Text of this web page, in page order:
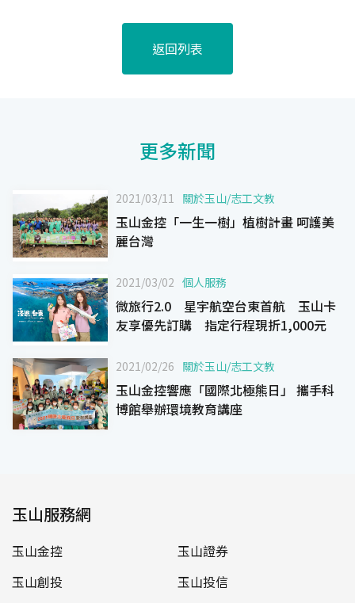
返回列表
更多新聞
2021/03/11 關於玉山/志工文教
玉山金控「一生一樹」植樹計畫 呵護美
麗台灣
2021/03/02 個人服務
微旅行2.0 星宇航空台東首航 玉山卡
友享優先訂購 指定行程現折1,000元
2021/02/26 關於玉山/志工文教
玉山金控響應「國際北極熊日」 攜手科
博館舉辦環境教育講座
玉山服務網
玉山金控
玉山證券
玉山創投
玉山投信